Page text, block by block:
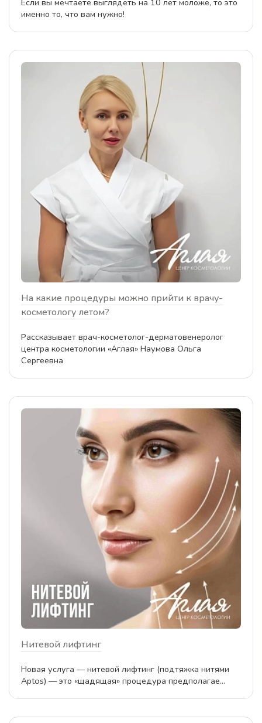
Если вы мечтаете выглядеть на 10 лет моложе, то это
именно то, что вам нужно!
На какие процедуры можно прийти к врачу-
косметологу летом?
Рассказывает врач-косметолог-дерматовенеролог
центра косметологии «Аглая» Наумова Ольга
Сергеевна
Нитевой лифтинг
Новая услуга — нитевой лифтинг (подтяжка нитями
Aptos) — это «щадящая» процедура предполагае...